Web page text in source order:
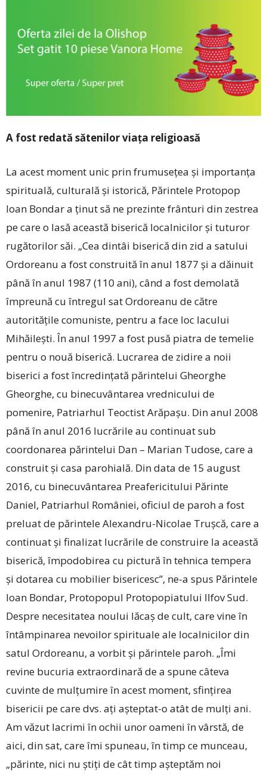
A fost redată sătenilor viața religioasă
La acest moment unic prin frumusețea și importanța
spirituală, culturală și istorică, Părintele Protopop
Ioan Bondar a ținut să ne prezinte frânturi din zestrea
pe care o lasă această biserică localnicilor și tuturor
rugătorilor săi. „Cea dintâi biserică din zid a satului
Ordoreanu a fost construită în anul 1877 și a dăinuit
până în anul 1987 (110 ani), când a fost demolată
împreună cu întregul sat Ordoreanu de către
autoritățile comuniste, pentru a face loc lacului
Mihăilești. În anul 1997 a fost pusă piatra de temelie
pentru o nouă biserică. Lucrarea de zidire a noii
biserici a fost încredințată părintelui Gheorghe
Gheorghe, cu binecuvântarea vrednicului de
pomenire, Patriarhul Teoctist Arăpașu. Din anul 2008
până în anul 2016 lucrările au continuat sub
coordonarea părintelui Dan – Marian Tudose, care a
construit și casa parohială. Din data de 15 august
2016, cu binecuvântarea Preafericitului Părinte
Daniel, Patriarhul României, oficiul de paroh a fost
preluat de părintele Alexandru-Nicolae Trușcă, care a
conti­nuat și finalizat lucrările de ­construire la această
biserică, împodobirea cu pictură în tehnica tempera
și dotarea cu mobilier bisericesc”, ne-a spus Părintele
Ioan Bondar, Protopopul Protopopiatului Ilfov Sud.
Despre necesitatea noului lăcaș de cult, care vine în
întâmpinarea nevoilor spirituale ale localnicilor din
satul Ordoreanu, a vorbit și părintele paroh. „Îmi
revine bucuria extraordinară de a spune câteva
cuvinte de mulțumire în acest moment, sfințirea
bisericii pe care dvs. ați așteptat-o atât de mulți ani.
Am văzut lacrimi în ochii unor oameni în vârstă, de
aici, din sat, care îmi spuneau, în timp ce munceau,
„părinte, nici nu știți de cât timp așteptăm noi